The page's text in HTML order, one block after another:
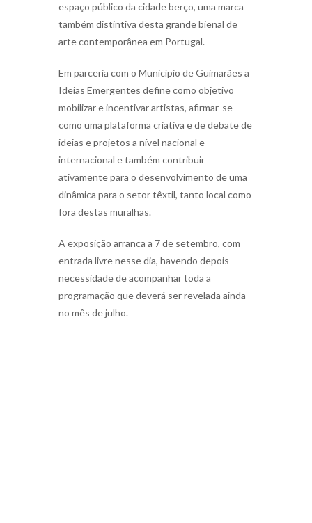
espaço público da cidade berço, uma marca
também distintiva desta grande bienal de
arte contemporânea em Portugal.
Em parceria com o Município de Guimarães a
Ideias Emergentes define como objetivo
mobilizar e incentivar artistas, afirmar-se
como uma plataforma criativa e de debate de
ideias e projetos a nível nacional e
internacional e também contribuir
ativamente para o desenvolvimento de uma
dinâmica para o setor têxtil, tanto local como
fora destas muralhas.
A exposição arranca a 7 de setembro, com
entrada livre nesse dia, havendo depois
necessidade de acompanhar toda a
programação que deverá ser revelada ainda
no mês de julho.